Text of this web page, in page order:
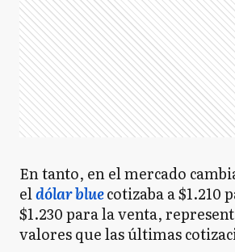
En tanto, en el mercado
eldólar bluecotizaba a $1.210
$1.230 para la venta,
valores que las últimas